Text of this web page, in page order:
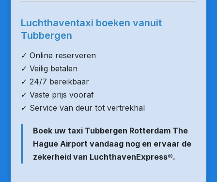
Luchthaventaxi boeken vanuit
Tubbergen
✓ Online reserveren
✓ Veilig betalen
✓ 24/7 bereikbaar
✓ Vaste prijs vooraf
✓ Service van deur tot vertrekhal
Boek uw taxi Tubbergen Rotterdam The
Hague Airport vandaag nog en ervaar de
zekerheid van LuchthavenExpress®.